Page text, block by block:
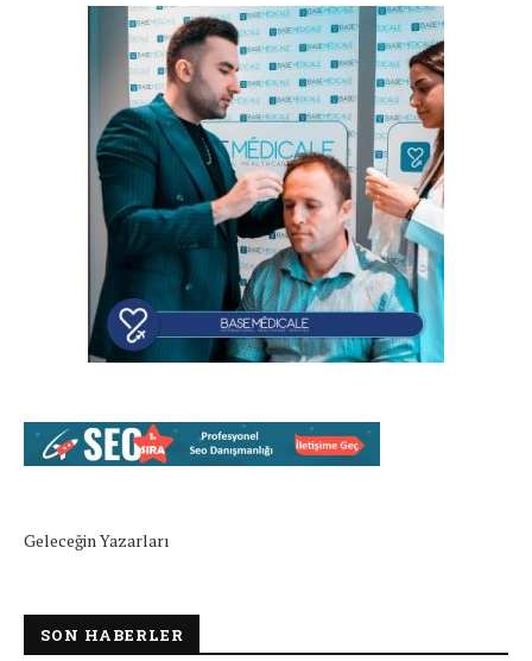
Geleceğin Yazarları
SON HABERLER